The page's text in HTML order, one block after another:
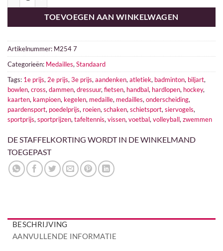
TOEVOEGEN AAN WINKELWAGEN
Artikelnummer: M254 7
Categorieën: Medailles,Standaard
Tags: 1e prijs,2e prijs,3e prijs,aandenken,atletiek, badminton, biljart,
bowlen,cross,dammen,dressuur,fietsen, handbal, hardlopen, hockey,
kaarten, kampioen, kegelen, medaille, medailles,onderscheiding,
paardensport, poedelprijs, roeien,schaken,schietsport,siervogels,
sportprijs,sportprijzen,tafeltennis,vissen,voetbal,volleyball,zwemmen
DE STAFFELKORTING WORDT IN DE WINKELMAND
TOEGEPAST
BESCHRIJVING
AANVULLENDE INFORMATIE